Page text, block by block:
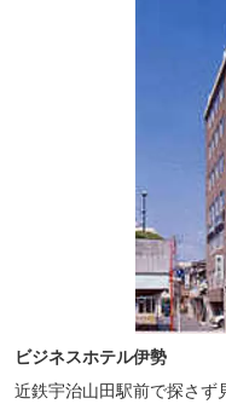
ビジネスホテル伊勢
近鉄宇治山田駅前で探さず